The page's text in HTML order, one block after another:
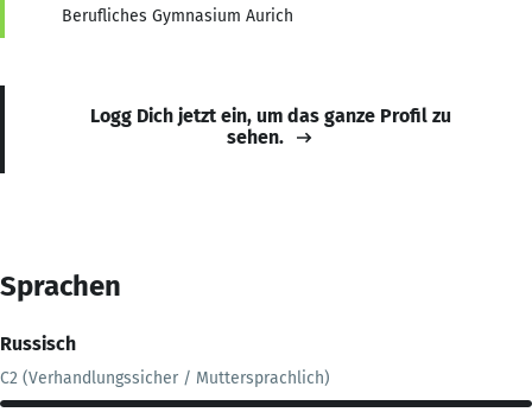
Berufliches Gymnasium Aurich
Logg Dich jetzt ein, um das ganze Profil zu
sehen.
Sprachen
Russisch
C2 (Verhandlungssicher / Muttersprachlich)